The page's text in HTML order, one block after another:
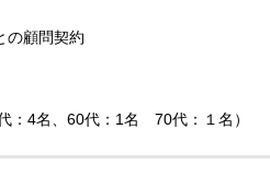
の顧問契約
4名、60代：1名 70代：１名）